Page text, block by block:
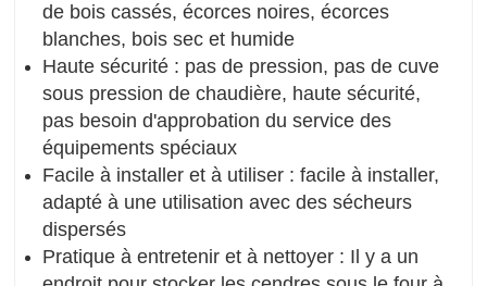
de bois cassés, écorces noires, écorces
blanches, bois sec et humide
Haute sécurité : pas de pression, pas de cuve
sous pression de chaudière, haute sécurité,
pas besoin d'approbation du service des
équipements spéciaux
Facile à installer et à utiliser : facile à installer,
adapté à une utilisation avec des sécheurs
dispersés
Pratique à entretenir et à nettoyer : Il y a un